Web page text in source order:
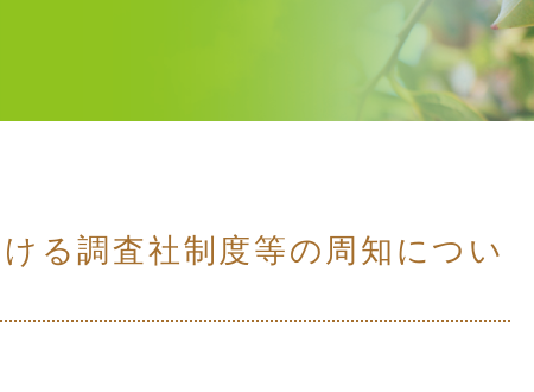
る調査社制度等の周知につい